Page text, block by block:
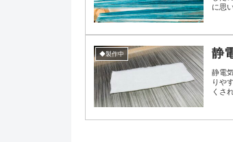
に思
◆製作中 静
静電
りや
くさ